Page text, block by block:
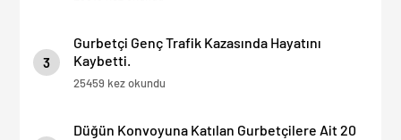
3
Gurbetçi Genç Trafik Kazasında Hayatını
Kaybetti.
25459 kez okundu
Düğün Konvoyuna Katılan Gurbetçilere Ait 20